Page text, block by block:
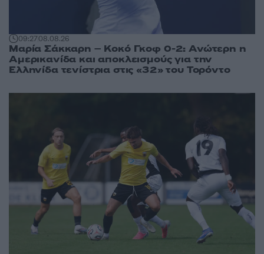
09:2708.08.26
Μαρία Σάκκαρη – Κοκό Γκοφ 0-2: Ανώτερη η
Αμερικανίδα και αποκλεισμούς για την
Ελληνίδα τενίστρια στις «32» του Τορόντο